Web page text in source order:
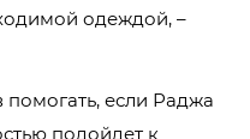
одеждой, –
если Раджа
подойдет к